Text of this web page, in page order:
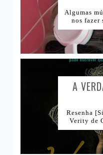
Algumas
nos fazer
A
Resenha
Verity de